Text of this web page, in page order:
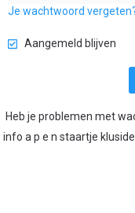
Je wachtwoord
Aangemeld blijven
Heb je problemen met
info a p e n staartje